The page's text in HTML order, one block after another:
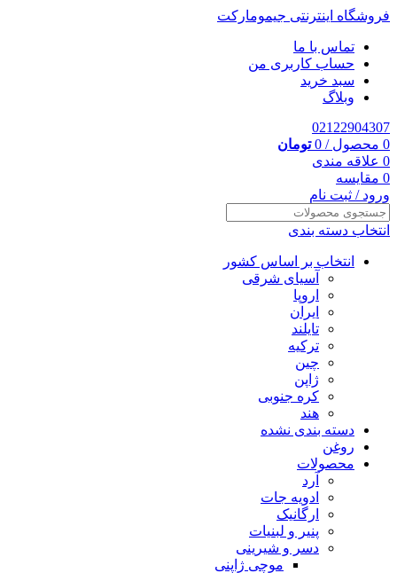
فروشگاه اینترنتی جیمومارکت
تماس با ما
حساب کاربری من
سبد خرید
وبلاگ
02122904307
0 محصول /
0 تومان
0 علاقه مندی
0 مقایسه
ورود / ثبت نام
انتخاب دسته بندی
انتخاب بر اساس کشور
آسیای شرقی
اروپا
ایران
تایلند
ترکیه
چین
ژاپن
کره جنوبی
هند
دسته بندی نشده
روغن
محصولات
آرد
ادویه جات
ارگانیک
پنیر و لبنیات
دسر و شیرینی
موچی ژاپنی